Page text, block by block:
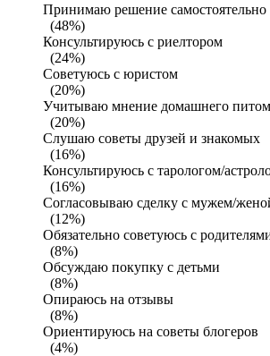
Принимаю решение самостоятельно
(48%)
Консультируюсь с риелтором
(24%)
Советуюсь с юристом
(20%)
Учитываю мнение домашнего
(20%)
Слушаю советы друзей и знакомых
(16%)
Консультируюсь с тарологом/
(16%)
Согласовываю сделку с мужем/
(12%)
Обязательно советуюсь с
(8%)
Обсуждаю покупку с детьми
(8%)
Опираюсь на отзывы
(8%)
Ориентируюсь на советы блогеров
(4%)